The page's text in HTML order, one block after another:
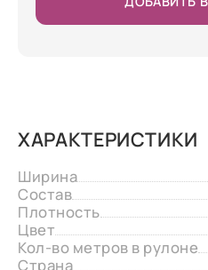
ХАРАКТЕРИСТИКИ
Ширина
Состав
Плотность
Цвет
Кол-во метров в рулоне
Страна